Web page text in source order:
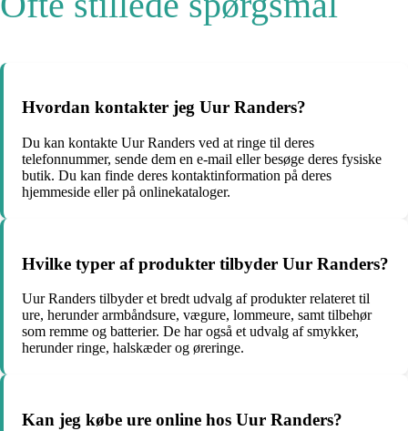
Hvordan kontakter jeg Uur Randers?
Du kan kontakte Uur Randers ved at ringe til deres
telefonnummer, sende dem en e-mail eller besøge deres fysiske
butik. Du kan finde deres kontaktinformation på deres
hjemmeside eller på onlinekataloger.
Hvilke typer af produkter tilbyder Uur Randers?
Uur Randers tilbyder et bredt udvalg af produkter relateret til
ure, herunder armbåndsure, vægure, lommeure, samt tilbehør
som remme og batterier. De har også et udvalg af smykker,
herunder ringe, halskæder og øreringe.
Kan jeg købe ure online hos Uur Randers?